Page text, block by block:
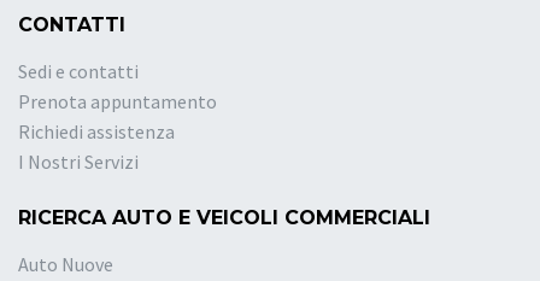
CONTATTI
Sedi e contatti
Prenota appuntamento
Richiedi assistenza
I Nostri Servizi
RICERCA AUTO E VEICOLI COMMERCIALI
Auto Nuove